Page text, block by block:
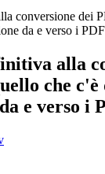
conversione dei
da e verso i PDF
alla
che c'è
e verso i